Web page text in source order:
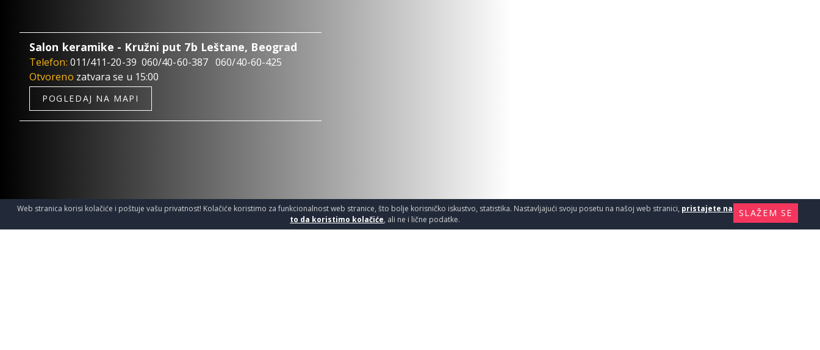
Salon keramike - Kružni put 7b Leštane, Beograd
Telefon: 011/411-20-39 060/40-60-387 060/40-60-425
Otvoreno zatvara se u 15:00
POGLEDAJ NA MAPI
SLAŽEM SE
Web stranica korisi kolačiće i poštuje vašu privatnost! Kolačiće koristimo za funkcionalnost web stranice, što bolje korisničko iskustvo, statistika. Nastavljajući svoju posetu na našoj web stranici, pristajete na
to da koristimo kolačiće, ali ne i lične podatke.